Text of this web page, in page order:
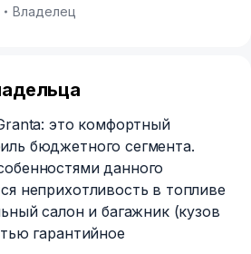
Владелец
это комфортный
бюджетного сегмента.
данного
неприхотливость в топливе
салон и багажник (кузов
гарантийное